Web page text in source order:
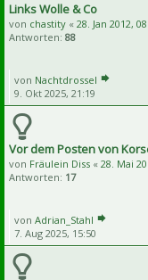
Links Wolle & Co
von chastity « 28. Jan 2012,
Antworten: 88
von Nachtdrossel
9. Okt 2025, 21:19
Vor dem Posten von
von Fräulein Diss « 28. Mai
Antworten: 17
von Adrian_Stahl
7. Aug 2025, 15:50